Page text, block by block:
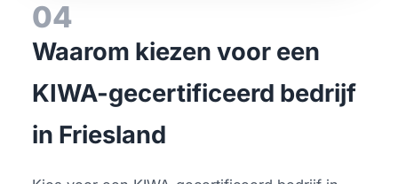
04
Waarom kiezen voor een
KIWA-gecertificeerd bedrijf
in Friesland